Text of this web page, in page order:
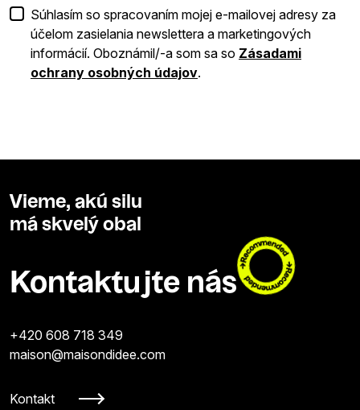
Súhlasím so spracovaním mojej e-mailovej adresy za
účelom zasielania newslettera a marketingových
informácií. Oboznámil/-a som sa so Zásadami
ochrany osobných údajov.
Vieme, akú silu
má skvelý obal
Kontaktujte nás
+420 608 718 349
maison@maisondidee.com
Kontakt